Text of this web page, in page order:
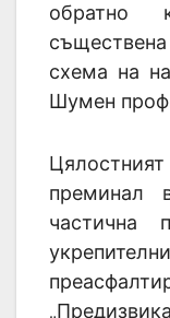
схема на
Шумен
преминал
частична